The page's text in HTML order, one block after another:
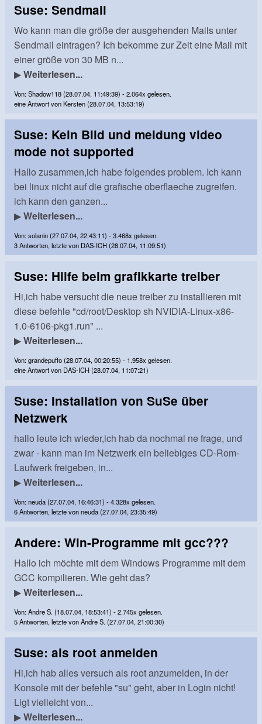
Suse: Sendmail
Wo kann man die größe der ausgehenden Mails unter
Sendmail eintragen? Ich bekomme zur Zeit eine Mail mit
einer größe von 30 MB n...
▶Weiterlesen...
Von: Shadow118 (28.07.04, 11:49:39) - 2.064x gelesen.
eine Antwort von Kersten (28.07.04, 13:53:19)
Suse: Kein Bild und meldung video
mode not supported
Hallo zusammen,ich habe folgendes problem. Ich kann
bei linux nicht auf die grafische oberflaeche zugreifen.
ich kann den ganzen...
▶Weiterlesen...
Von: solanin (27.07.04, 22:43:11) - 3.468x gelesen.
3 Antworten, letzte von DAS-ICH (28.07.04, 11:09:51)
Suse: Hilfe beim grafikkarte treiber
Hi,ich habe versucht die neue treiber zu installieren mit
diese befehle "cd/root/Desktop sh NVIDIA-Linux-x86-
1.0-6106-pkg1.run" ...
▶Weiterlesen...
Von: grandepuffo (28.07.04, 00:20:55) - 1.958x gelesen.
eine Antwort von DAS-ICH (28.07.04, 11:07:21)
Suse: Installation von SuSe über
Netzwerk
hallo leute ich wieder,ich hab da nochmal ne frage, und
zwar - kann man im Netzwerk ein beliebiges CD-Rom-
Laufwerk freigeben, in...
▶Weiterlesen...
Von: neuda (27.07.04, 16:46:31) - 4.328x gelesen.
6 Antworten, letzte von neuda (27.07.04, 23:35:49)
Andere: Win-Programme mit gcc???
Hallo ich möchte mit dem Windows Programme mit dem
GCC kompilieren. Wie geht das?
▶Weiterlesen...
Von: Andre S. (18.07.04, 18:53:41) - 2.745x gelesen.
5 Antworten, letzte von Andre S. (27.07.04, 21:00:30)
Suse: als root anmelden
Hi,ich hab alles versuch als root anzumelden, in der
Konsole mit der befehle "su" geht, aber in Login nicht!
Ligt vielleicht von...
▶Weiterlesen...